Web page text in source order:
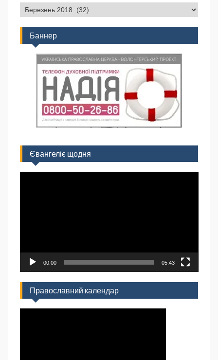
Баннер
Євангеліє щодня
00:00 05:43
Православний календар